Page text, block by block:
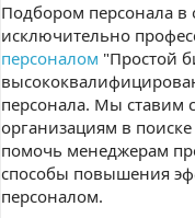
Подбором персонала
исключительно
персоналом "Простой
персонала. Мы ставим
организациям в
помочь менеджерам
способы повышения
персоналом.